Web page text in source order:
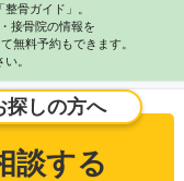
骨ガイド」。
接骨院の情報を
無料予約もできます。
。
探しの方へ
談する